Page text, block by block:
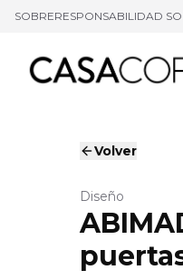
SOBRERESPONSABILIDAD
Volver
Diseño